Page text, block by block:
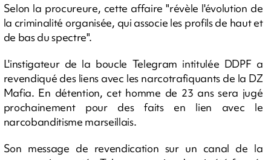
Selon la procureure, cette affaire "révèle l'évolution de
la criminalité organisée, qui associe les profils de haut et
de bas du spectre".
L'instigateur de la boucle Telegram intitulée DDPF a
revendiqué des liens avec les narcotrafiquants de la DZ
Mafia. En détention, cet homme de 23 ans sera jugé
prochainement pour des faits en lien avec le
narcobanditisme marseillais.
Son message de revendication sur un canal de la